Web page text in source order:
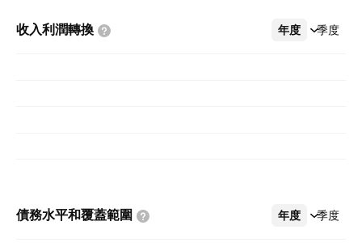
收入利潤轉換 年度 季度
更多
債務水平和覆蓋範圍 年度 季度
更多